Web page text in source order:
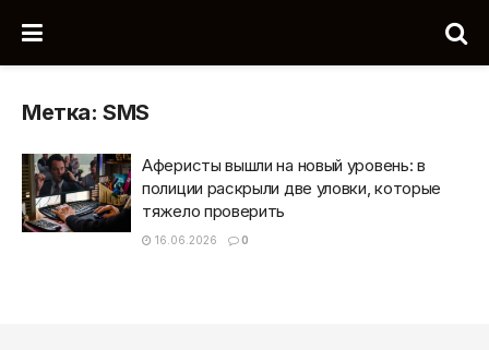
Метка:SMS
Аферисты вышли на новый уровень: в
полиции раскрыли две уловки, которые
тяжело проверить
16.06.2026 0